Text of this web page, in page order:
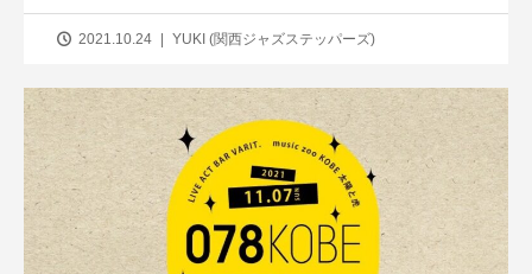
2021.10.24 YUKI (関西ジャズステッパーズ)